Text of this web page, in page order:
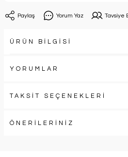
Paylaş Yorum Yaz Tavsiye
ÜRÜN BİLGİSİ
YORUMLAR
TAKSİT SEÇENEKLERİ
ÖNERİLERİNİZ